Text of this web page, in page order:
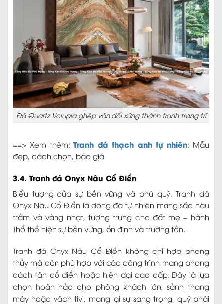
Đá Quartz Volupia ghép vân đối xứng thành tranh trang trí
==> Xem thêm:Tranh đá thạch anh tự nhiên: Mẫu
đẹp, cách chọn, báo giá
3.4. Tranh đá Onyx Nâu Cổ Điển
Biểu tượng của sự bền vững và phú quý. Tranh đá
Onyx Nâu Cổ Điển là dòng đá tự nhiên mang sắc nâu
trầm và vàng nhạt, tượng trưng cho đất mẹ – hành
Thổ thể hiện sự bền vững, ổn định và trường tồn.
Tranh đá Onyx Nâu Cổ Điển không chỉ hợp phong
thủy mà còn phù hợp với các công trình mang phong
cách tân cổ điển hoặc hiện đại cao cấp. Đây là lựa
chọn hoàn hảo cho phòng khách lớn, sảnh thang
máy hoặc vách tivi, mang lại sự sang trọng, quý phái